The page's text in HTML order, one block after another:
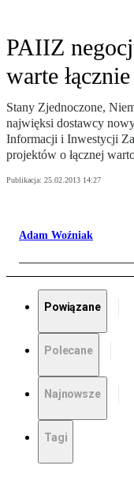
PAIIZ
warte
Stany Zjednoczone,
najwięksi dostawcy
Informacji i Inwestycji
projektów o łącznej
Publikacja: 25.02.2013 14:27
Adam Woźniak
Powiązane
Polecane
Najnowsze
Tagi